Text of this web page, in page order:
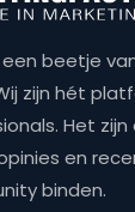
beetje
zijn hét
Het zijn
en
binden.